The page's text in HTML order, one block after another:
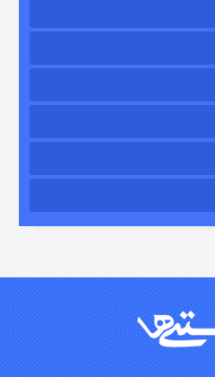
منتشر شد
زیرزمین